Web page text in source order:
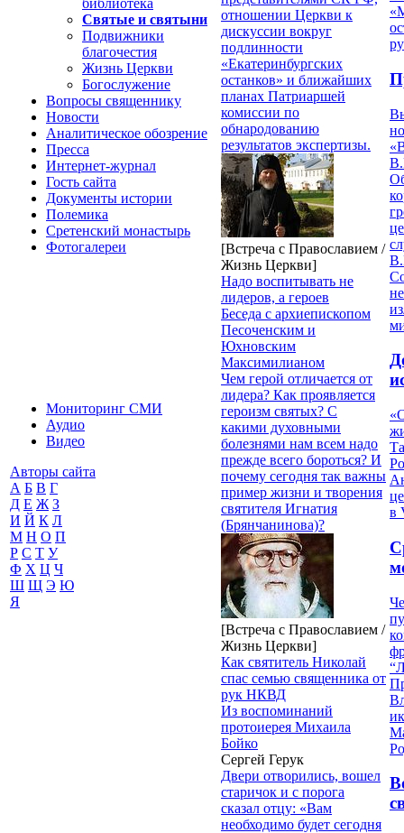
библиотека
Святые и святыни
Подвижники
благочестия
Жизнь Церкви
Богослужение
Вопросы священнику
Новости
Аналитическое обозрение
Пресса
Интернет-журнал
Гость сайта
Документы истории
Полемика
Сретенский монастырь
Фотогалереи
Мониторинг СМИ
Аудио
Видео
Авторы сайта
А Б В Г
Д Е Ж З
И Й К Л
М Н О П
Р С Т У
Ф Х Ц Ч
Ш Щ Э Ю
Я
отношении Церкви к
дискуссии вокруг
подлинности
«Екатеринбургских
останков» и ближайших
планах Патриаршей
комиссии по
обнародованию
результатов экспертизы.
[Встреча с Православием /
Жизнь Церкви]
Надо воспитывать не
лидеров, а героев
Беседа с архиепископом
Песоченским и
Юхновским
Максимилианом
Чем герой отличается от
лидера? Как проявляется
героизм святых? С
какими духовными
болезнями нам всем надо
прежде всего бороться? И
почему сегодня так важны
пример жизни и творения
святителя Игнатия
(Брянчанинова)?
[Встреча с Православием /
Жизнь Церкви]
Как святитель Николай
спас семью священника от
рук НКВД
Из воспоминаний
протоиерея Михаила
Бойко
Сергей Герук
Двери отворились, вошел
старичок и с порога
сказал отцу: «Вам
необходимо будет сегодня
в